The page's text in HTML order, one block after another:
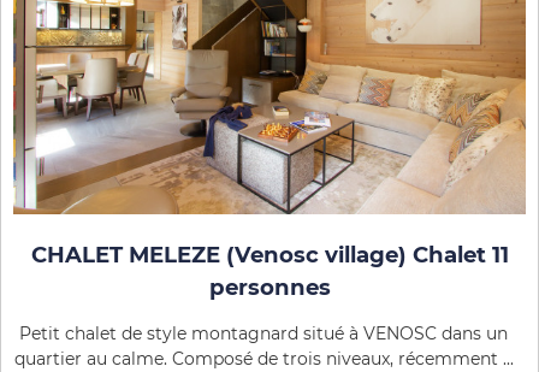
CHALET MELEZE (Venosc village) Chalet 11
personnes
Petit chalet de style montagnard situé à VENOSC dans un
quartier au calme. Composé de trois niveaux, récemment ...